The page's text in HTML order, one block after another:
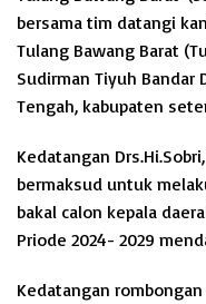
bersama tim datangi
Tulang Bawang Barat
Sudirman Tiyuh Bandar
Tengah, kabupaten
Kedatangan
bermaksud untuk
bakal calon kepala
Priode 2024- 2029
Kedatangan